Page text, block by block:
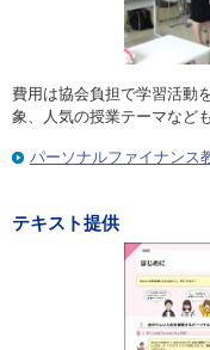
費用は協会負担で学習活動
象、人気の授業テーマなど
パーソナルファイナンス
テキスト提供